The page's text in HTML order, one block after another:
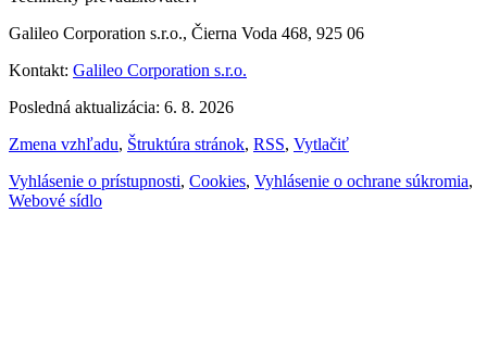
Galileo Corporation s.r.o., Čierna Voda 468, 925 06
Kontakt: Galileo Corporation s.r.o.
Posledná aktualizácia: 6. 8. 2026
Zmena vzhľadu, Štruktúra stránok, RSS, Vytlačiť
Vyhlásenie o prístupnosti, Cookies, Vyhlásenie o ochrane súkromia,
Webové sídlo